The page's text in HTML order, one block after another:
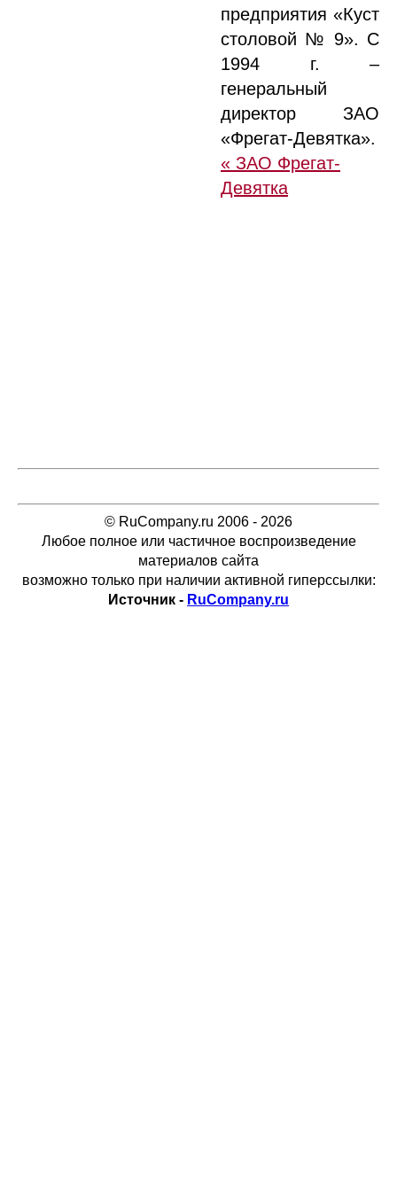
предприятия «Куст
столовой № 9». С
1994 г. –
генеральный
директор ЗАО
«Фрегат-Девятка».
« ЗАО Фрегат-
Девятка
© RuCompany.ru 2006 - 2026
Любое полное или частичное воспроизведение
материалов сайта
возможно только при наличии активной гиперссылки:
Источник - RuCompany.ru